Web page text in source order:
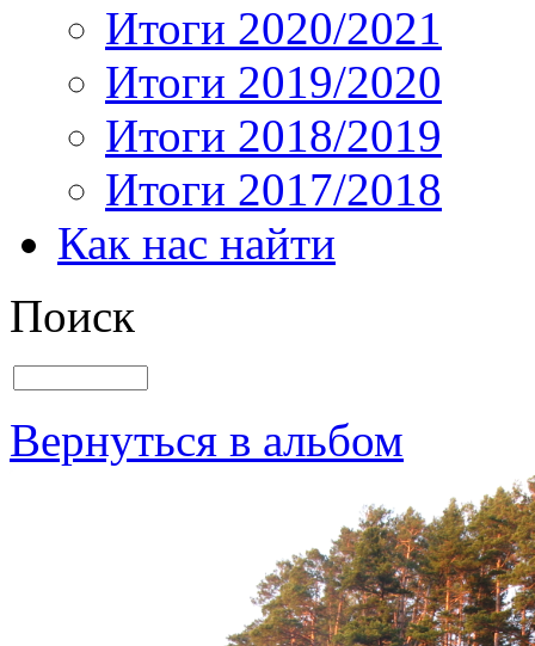
Итоги 2020/2021
Итоги 2019/2020
Итоги 2018/2019
Итоги 2017/2018
Как нас найти
Поиск
Вернуться в альбом